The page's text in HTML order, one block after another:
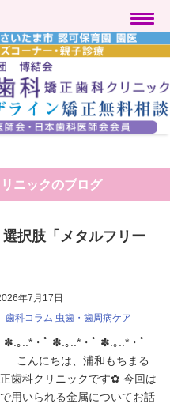
ニックのブログ
択肢「メタルフリー
年7月17日
歯科コラム 虫歯・歯周病ケア
✽.｡.:*・ﾟ ✽.｡.:*・ﾟ ✽.｡.:*・ﾟ
こんにちは、浦和もちまる
歯科クリニックです✿ 今回は
用いられる金属についてお話